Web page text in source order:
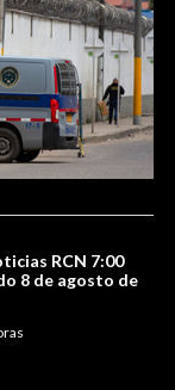
RCN 7:00
8 de agosto de